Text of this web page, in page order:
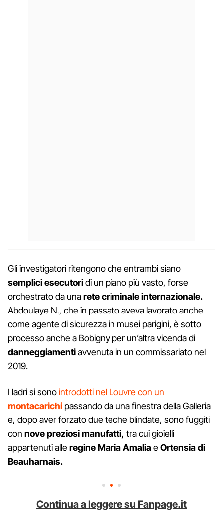
Gli investigatori ritengono che entrambi siano
semplici esecutoridi un piano più vasto, forse
orchestrato da unarete criminale internazionale.
Abdoulaye N., che in passato aveva lavorato anche
come agente di sicurezza in musei parigini, è sotto
processo anche a Bobigny per un’altra vicenda di
danneggiamentiavvenuta in un commissariato nel
2019.
I ladri si sonointrodotti nel Louvre con un
montacarichi passando da una finestra della Galleria
e, dopo aver forzato due teche blindate, sono fuggiti
con nove preziosi manufatti, tra cui gioielli
appartenuti alleregine Maria AmaliaeOrtensia di
Beauharnais.
Continua a leggere su Fanpage.it